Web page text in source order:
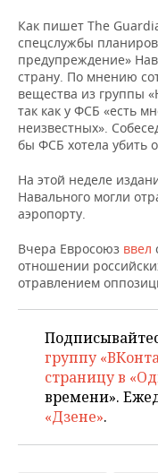
НЕФТЬ
ОПК
ЭНЕРГЕТИКА
РОЗНИЧНАЯ
ТРАНСПОРТ
УСЛУГИ
НОВОСТИ
IT
МЕДИА
МЕРОПРИЯТИЯ
НОВОСТИ
ВЫЕЗДНАЯ
БИЗНЕС-БРАНЧИ
ONLINE-
ОТКРЫТАЯ ЛЕКЦИЯ
СПОРТ
НОВОСТИ СПОРТА
ФУТБОЛ
ХОККЕЙ
БАСКЕТБОЛ
ВОЛЕЙБОЛ
КИБЕРСПОРТ
ФИГУРНОЕ
ВОДНЫЕ ВИДЫ
ХОККЕЙ С МЯЧОМ
ОБЩЕСТВО
НОВОСТИ
ВЛАСТЬ
ИНФРАСТРУКТУРА
ИСТОРИЯ
КУЛЬТУРА
МЕДИЦИНА
ОБРАЗОВАНИЕ
ПРОИСШЕСТВИЯ
ФОТОГАЛЕРЕЯ
СЮЖЕТЫ
СПРАВОЧНИК
СПИСОК ПЕРСОН
СПИСОК
ПОЛНАЯ ВЕРСИЯ
Как пишет The
спецслужбы
предупреждение»
страну. По мнению
вещества из группы
так как у ФСБ «есть
неизвестных».
бы ФСБ хотела убить
На этой неделе
Навального могли
аэропорту.
Вчера Евросоюз ввел
отношении
отравлением
группу
страницу в
времени».
«Дзене».